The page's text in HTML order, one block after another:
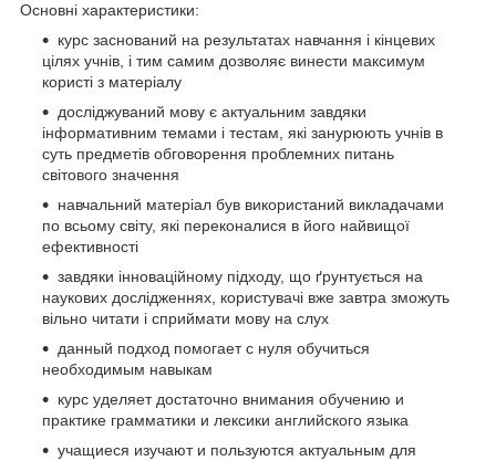
Основні характеристики:
курс заснований на результатах навчання і кінцевих
цілях учнів, і тим самим дозволяє винести максимум
користі з матеріалу
досліджуваний мову є актуальним завдяки
інформативним темами і тестам, які занурюють учнів в
суть предметів обговорення проблемних питань
світового значення
навчальний матеріал був використаний викладачами
по всьому світу, які переконалися в його найвищої
ефективності
завдяки інноваційному підходу, що ґрунтується на
наукових дослідженнях, користувачі вже завтра зможуть
вільно читати і сприймати мову на слух
данный подход помогает с нуля обучиться
необходимым навыкам
курс уделяет достаточно внимания обучению и
практике грамматики и лексики английского языка
учащиеся изучают и пользуются актуальным для